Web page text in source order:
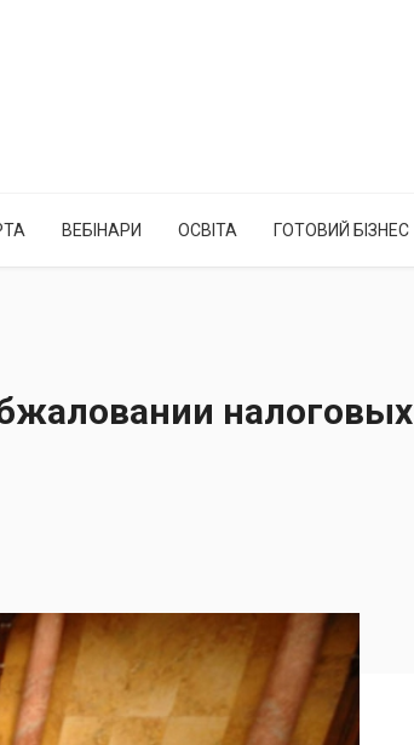
ВЕБІНАРИ ОСВІТА ГОТОВИЙ БІЗНЕС
налоговых